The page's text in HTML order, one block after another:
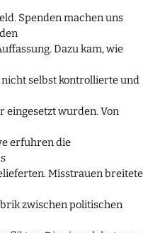
Spenden machen uns
Dazu kam, wie
nicht selbst kontrollierte und
eingesetzt wurden. Von
erfuhren die
Misstrauen breitete
zwischen politischen